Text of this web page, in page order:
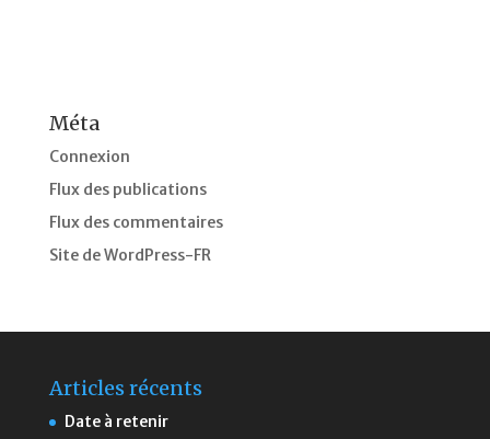
Méta
Connexion
Flux des publications
Flux des commentaires
Site de WordPress-FR
Articles récents
Date à retenir